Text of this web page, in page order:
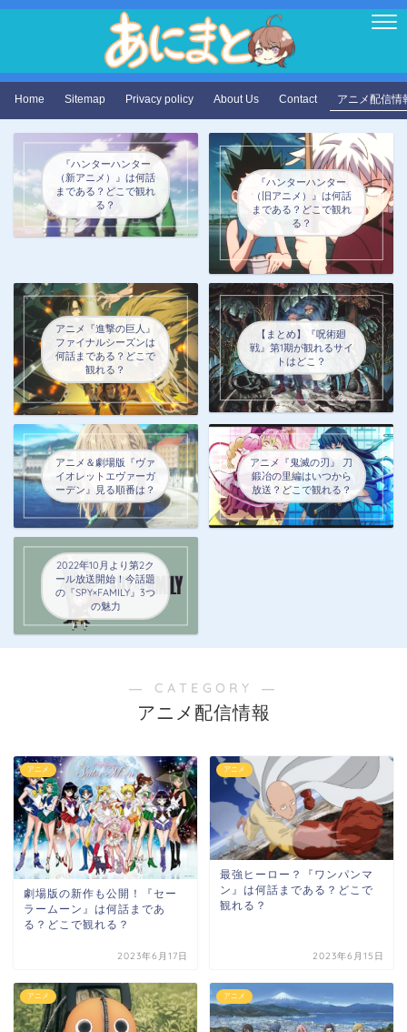
Home Sitemap Privacy policy About Us Contact アニメ配信情
『ハンターハンター
（新アニメ）』は何話
まである？どこで観れ
る？
『ハンターハンター
（旧アニメ）』は何話
まである？どこで観れ
る？
アニメ『進撃の巨人』
ファイナルシーズンは
何話まである？どこで
観れる？
【まとめ】『呪術廻
戦』第1期が観れるサイ
トはどこ？
アニメ＆劇場版『ヴァ
イオレットエヴァーガ
ーデン』見る順番は？
アニメ『鬼滅の刃』 刀
鍛冶の里編はいつから
放送？どこで観れる？
2022年10月より第2ク
ール放送開始！今話題
の『SPY×FAMILY』3つ
の魅力
― CATEGORY ―
アニメ配信情報
アニメ
劇場版の新作も公開！『セー
ラームーン』は何話まであ
る？どこで観れる？
2023年6月17日
アニメ
最強ヒーロー？『ワンパンマ
ン』は何話まである？どこで
観れる？
2023年6月15日
アニメ アニメ